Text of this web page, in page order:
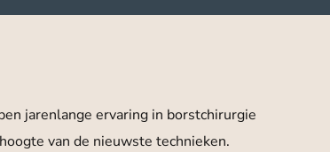
jarenlange ervaring in borstchirurgie
van de nieuwste technieken.